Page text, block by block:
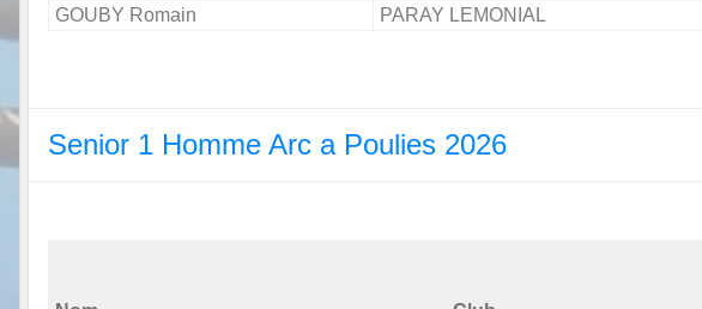
GOUBY Romain
PARAY LEMONIAL
Senior 1 Homme Arc a Poulies 2026